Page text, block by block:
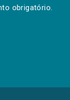
obrigatório.